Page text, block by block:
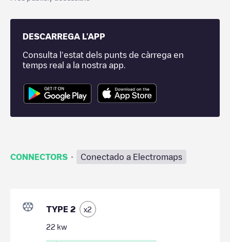
DESCARREGA L'APP
Consulta l'estat dels punts de càrrega en
temps real a la nostra app.
CONNECTORS · Conectado a Electromaps
TYPE 2 x2
22 kw